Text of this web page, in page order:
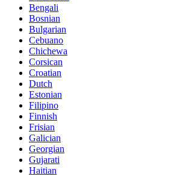
Bengali
Bosnian
Bulgarian
Cebuano
Chichewa
Corsican
Croatian
Dutch
Estonian
Filipino
Finnish
Frisian
Galician
Georgian
Gujarati
Haitian